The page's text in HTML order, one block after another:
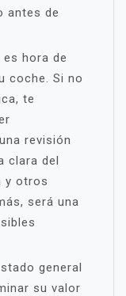
antes de
hora de
coche. Si no
te
revisión
clara del
y otros
será una
general
su valor